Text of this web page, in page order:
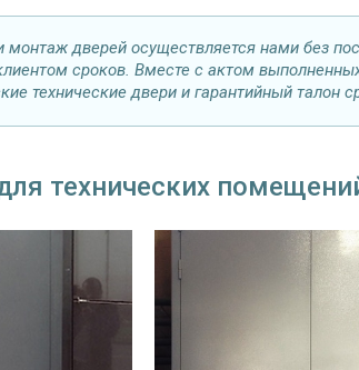
монтаж дверей осуществляется нами без
сроков. Вместе с актом
технические двери и гарантийный талон
технических